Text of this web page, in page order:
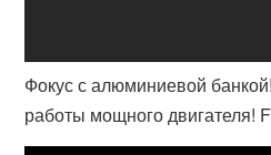
Фокус с алюминиевой
работы мощного двигателя!